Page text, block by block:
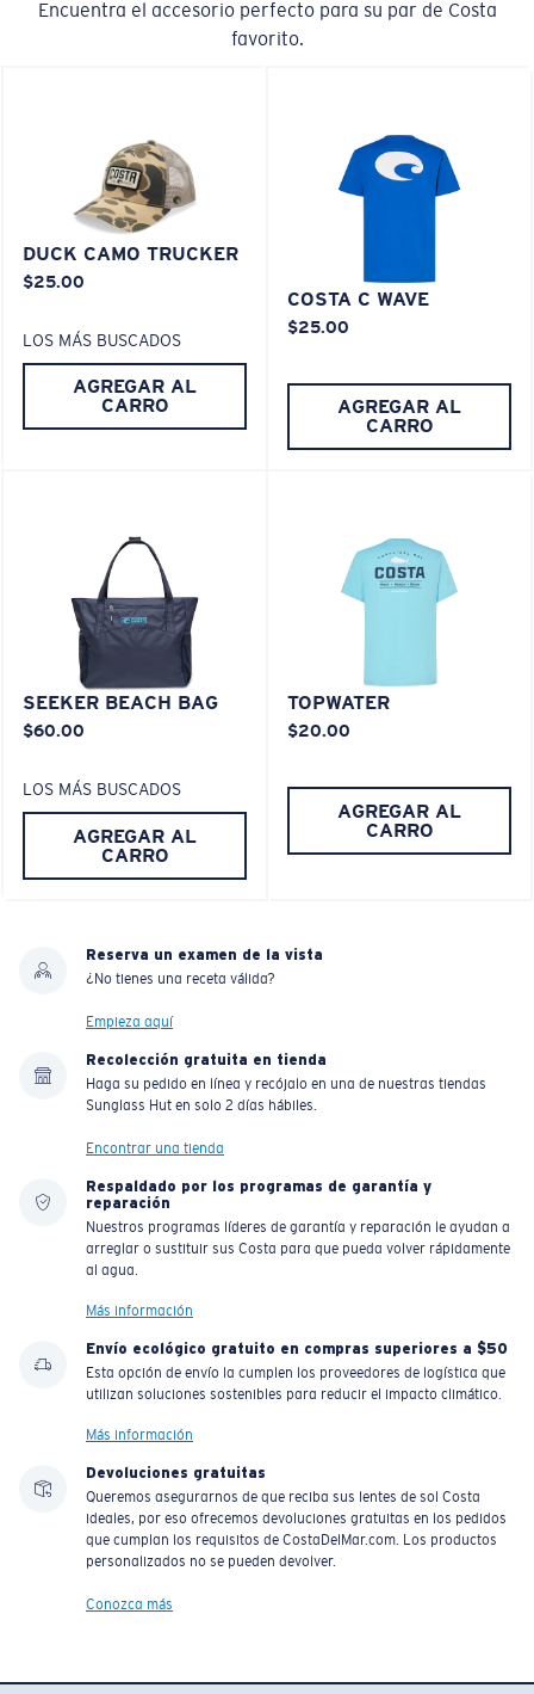
¿Se ajusta en las dos últimas posiciones?
Es posible que necesite una montura XL .
Encuentra el accesorio perfecto para su par de Costa
favorito.
DUCK CAMO TRUCKER
$25.00
LOS MÁS BUSCADOS
AGREGAR AL
CARRO
COSTA C WAVE
$25.00
AGREGAR AL
CARRO
SEEKER BEACH BAG
$60.00
LOS MÁS BUSCADOS
AGREGAR AL
CARRO
TOPWATER
$20.00
AGREGAR AL
CARRO
Reserva un examen de la vista
¿No tienes una receta válida?
Empieza aquí
Recolección gratuita en tienda
Haga su pedido en línea y recójalo en una de nuestras tiendas
Sunglass Hut en solo 2 días hábiles.
Encontrar una tienda
Respaldado por los programas de garantía y
reparación
Nuestros programas líderes de garantía y reparación le ayudan a
arreglar o sustituir sus Costa para que pueda volver rápidamente
al agua.
Más información
Envío ecológico gratuito en compras superiores a $50
Esta opción de envío la cumplen los proveedores de logística que
utilizan soluciones sostenibles para reducir el impacto climático.
Más información
Devoluciones gratuitas
Queremos asegurarnos de que reciba sus lentes de sol Costa
ideales, por eso ofrecemos devoluciones gratuitas en los pedidos
que cumplan los requisitos de CostaDelMar.com. Los productos
personalizados no se pueden devolver.
Conozca más